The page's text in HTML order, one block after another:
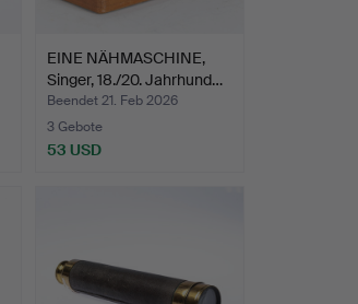
EINE NÄHMASCHINE,
Singer, 18./20. Jahrhund…
Beendet 21. Feb 2026
3 Gebote
53 USD